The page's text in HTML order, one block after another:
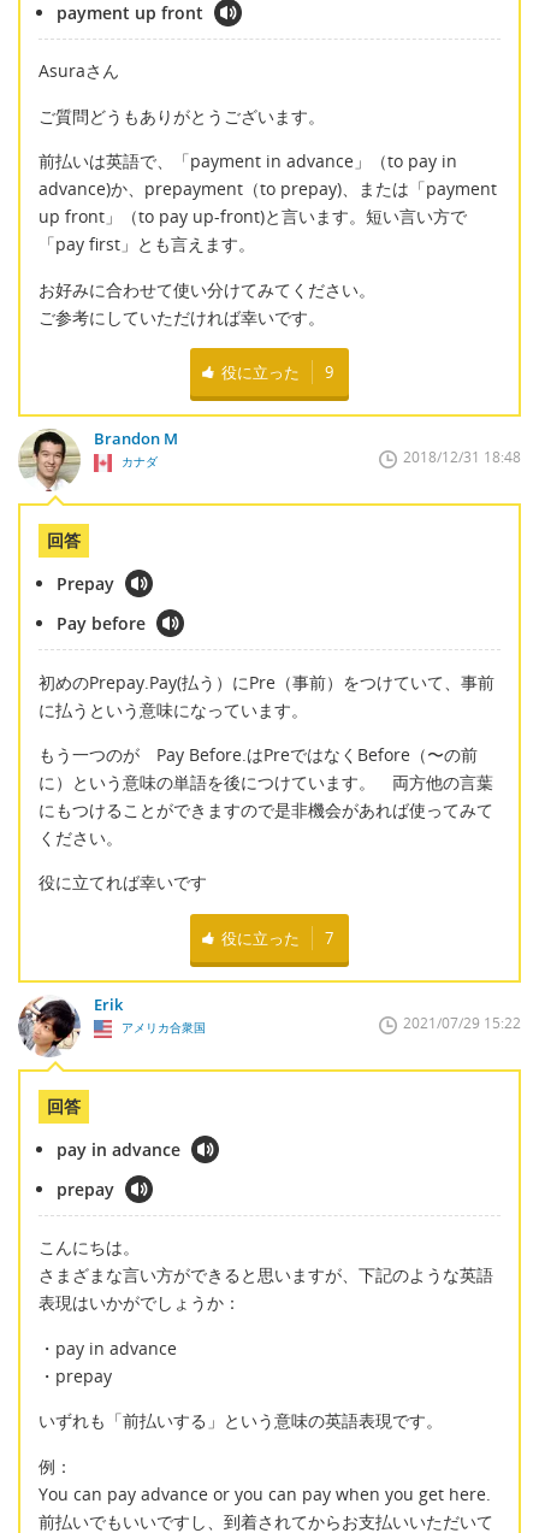
payment up front
Asuraさん
ご質問どうもありがとうございます。
前払いは英語で、「payment in advance」（to pay in
advance)か、prepayment（to prepay)、または「payment
up front」（to pay up-front)と言います。短い言い方で
「pay first」とも言えます。
お好みに合わせて使い分けてみてください。
ご参考にしていただければ幸いです。
役に立った 9
Brandon M
カナダ 2018/12/31 18:48
回答
Prepay
Pay before
初めのPrepay.Pay(払う）にPre（事前）をつけていて、事前
に払うという意味になっています。
もう一つのが Pay Before.はPreではなくBefore（〜の前
に）という意味の単語を後につけています。 両方他の言葉
にもつけることができますので是非機会があれば使ってみて
ください。
役に立てれば幸いです
役に立った 7
Erik
アメリカ合衆国 2021/07/29 15:22
回答
pay in advance
prepay
こんにちは。
さまざまな言い方ができると思いますが、下記のような英語
表現はいかがでしょうか：
・pay in advance
・prepay
いずれも「前払いする」という意味の英語表現です。
例：
You can pay advance or you can pay when you get here.
前払いでもいいですし、到着されてからお支払いいただいて